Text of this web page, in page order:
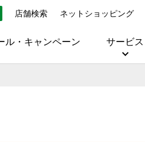
店舗検索 ネットショッピング
ル・キャンペーン サービス